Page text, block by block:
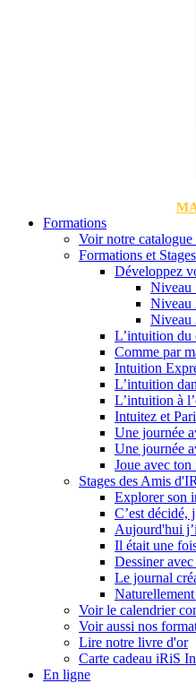
Formations
Voir notre
Formations et
Développez
Niveau
Niveau
Niveau
L’intuition du
Comme par
Intuition
L’intuition
L’intuition à
Intuitez et
Une journée
Une journée
Joue avec
Stages des Amis
Explorer son
C’est décidé,
Aujourd'hui
Il était une
Dessiner
Le journal
Voir le calendrier
Voir aussi nos
Lire notre livre d'or
Carte cadeau iRiS
En ligne